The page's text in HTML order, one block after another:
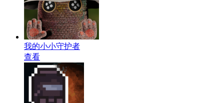
我的小小守护者
查看